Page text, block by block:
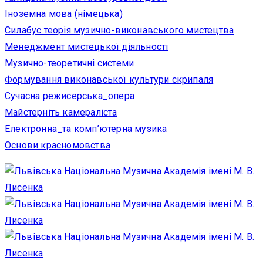
Іноземна мова (німецька)
Силабус теорія музично-виконавського мистецтва
Менеджмент мистецької діяльності
Музично-теоретичні системи
Формування виконавської культури скрипаля
Сучасна режисерська_опера
Майстерніть камераліста
Електронна_та комп’ютерна музика
Основи красномовства